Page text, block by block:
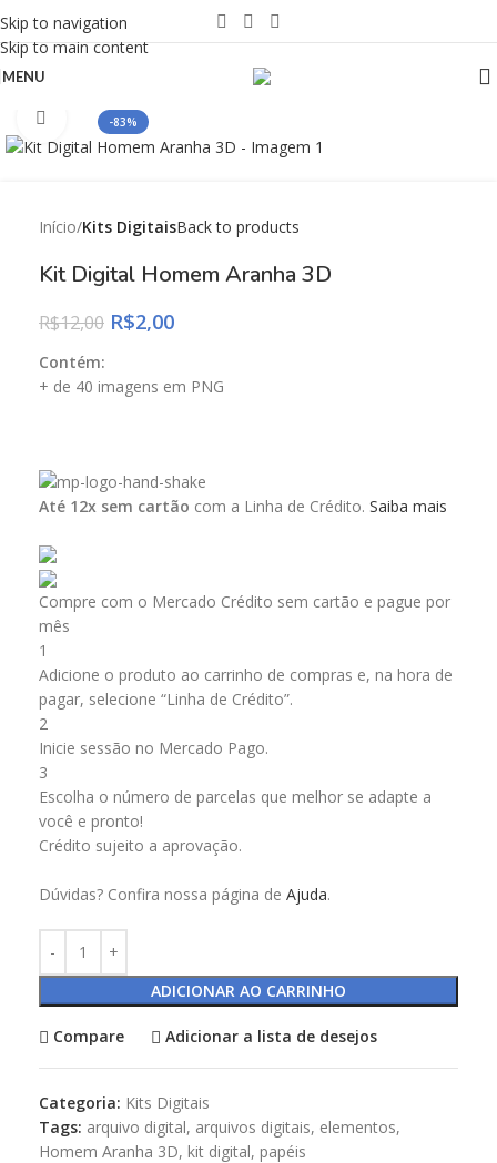
Skip to navigation
Skip to main content
MENU
-83%
Click to enlarge
Início Kits DigitaisBack to products
Kit Digital Homem Aranha 3D
R$12,00 R$2,00
Contém:
+ de 40 imagens em PNG
Até 12x sem cartão com a Linha de Crédito. Saiba mais
Compre com o Mercado Crédito sem cartão e pague por
mês
1
Adicione o produto ao carrinho de compras e, na hora de
pagar, selecione “Linha de Crédito”.
2
Inicie sessão no Mercado Pago.
3
Escolha o número de parcelas que melhor se adapte a
você e pronto!
Crédito sujeito a aprovação.
Dúvidas? Confira nossa página de Ajuda.
ADICIONAR AO CARRINHO
Compare Adicionar a lista de desejos
Categoria: Kits Digitais
Tags: arquivo digital, arquivos digitais, elementos,
Homem Aranha 3D, kit digital, papéis